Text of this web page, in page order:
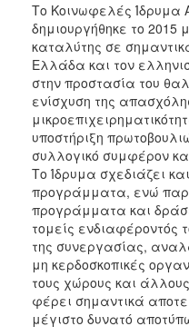
Το Κοινωφελές Ίδρυμα
δημιουργήθηκε το 2015
καταλύτης σε
Ελλάδα και τον
στην προστασία του
ενίσχυση της
υποστήριξη
συλλογικό συμφέρον
Το Ίδρυμα σχεδιάζει
προγράμματα, ενώ
προγράμματα και
τομείς ενδιαφέροντός
της συνεργασίας,
μη κερδοσκοπικές
τους χώρους και
φέρει σημαντικά
μέγιστο δυνατό